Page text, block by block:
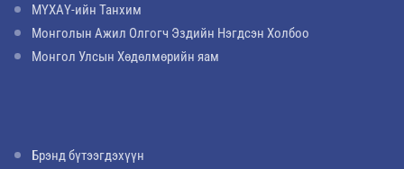
МҮХАҮ-ийн Танхим
Монголын Ажил Олгогч Эздийн Нэгдсэн Холбоо
Монгол Улсын Хөдөлмөрийн яам
Брэнд бүтээгдэхүүн